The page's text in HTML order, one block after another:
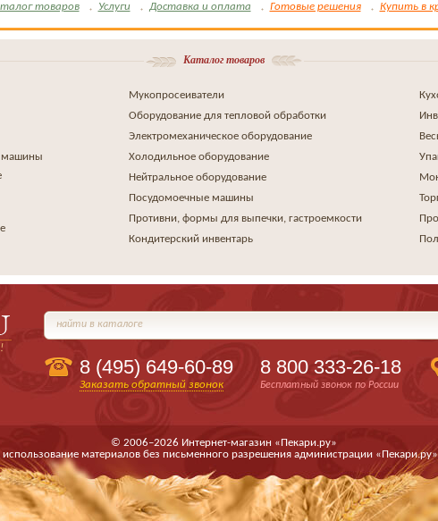
товаров Услуги Доставка и оплата Готовые решения Купить в
Каталог товаров
машины
Мукопросеиватели
Оборудование для тепловой обработки
Электромеханическое оборудование
Холодильное оборудование
Нейтральное оборудование
Посудомоечные машины
Противни, формы для выпечки, гастроемкости
Кондитерский инвентарь
найти в каталоге
8 (495) 649-60-89
Заказать обратный звонок
8 800 333-26-18
Бесплатный звонок по России
© 2006–2026 Интернет-магазин «Пекари.ру»
материалов без письменного разрешения администрации